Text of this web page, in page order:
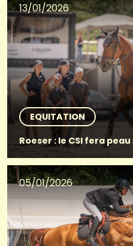
13/01/2026
EQUITATION
Roeser : le CSI fera
05/01/2026